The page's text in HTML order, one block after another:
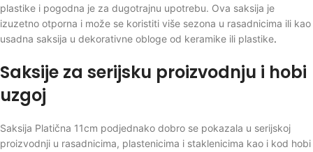
plastike i pogodna je za dugotrajnu upotrebu. Ova saksija je
izuzetno otporna i može se koristiti više sezona u rasadnicima ili kao
usadna saksija u dekorativne obloge od keramike ili plastike.
Saksije za serijsku proizvodnju i hobi
uzgoj
Saksija Platična 11cm podjednako dobro se pokazala u serijskoj
proizvodnji u rasadnicima, plastenicima i staklenicima kao i kod hobi